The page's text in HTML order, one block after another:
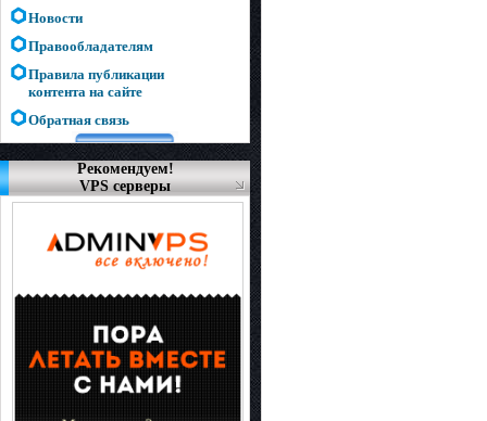
Новости
Правообладателям
Правила публикации
контента на сайте
Обратная связь
Рекомендуем!
VPS серверы